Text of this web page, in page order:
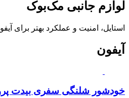
لوازم جانبی مک‌بوک
استایل، امنیت و عملکرد بهتر برای
آیفون
خودشور شلنگی سفری بیدت پرو